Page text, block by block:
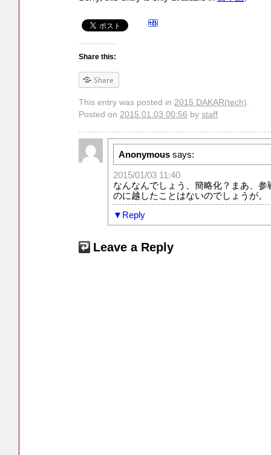
Share this:
Share
This entry was posted in 2015 DAKAR(tech)
Posted on 2015.01.03 00:56 by staff
Anonymous says:
2015/01/03 11:40
なんなんでしょう、簡略化？まあ、
のに越したことはないのでしょうが。
Reply
Leave a Reply